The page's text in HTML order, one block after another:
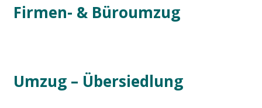
Firmen- & Büroumzug
Umzug – Übersiedlung